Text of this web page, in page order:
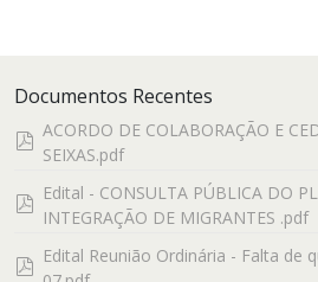
Documentos Recentes
pdf
ACORDO DE COLABORAÇÃO E
SEIXAS.pdf
pdf
Edital - CONSULTA PÚBLICA DO
INTEGRAÇÃO DE MIGRANTES .pdf
pdf
Edital Reunião Ordinária - Falta de